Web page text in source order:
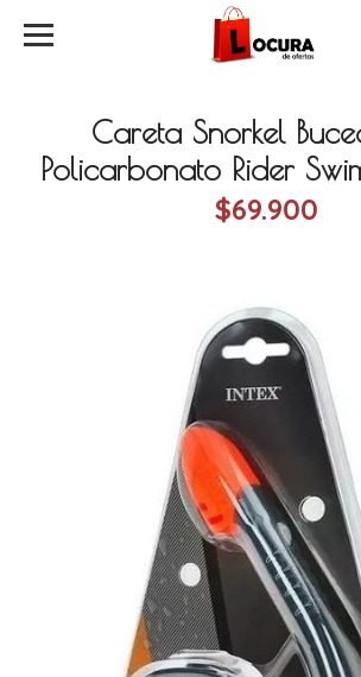
Careta Snorkel
Policarbonato Rider
$69.900